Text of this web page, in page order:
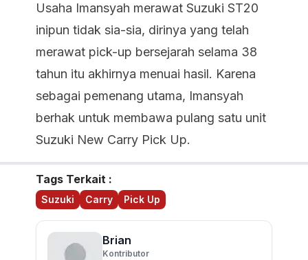
Usaha Imansyah merawat Suzuki ST20
inipun tidak sia-sia, dirinya yang telah
merawat pick-up bersejarah selama 38
tahun itu akhirnya menuai hasil. Karena
sebagai pemenang utama, Imansyah
berhak untuk membawa pulang satu unit
Suzuki New Carry Pick Up.
Tags Terkait :
Suzuki Carry Pick Up
Brian
Kontributor